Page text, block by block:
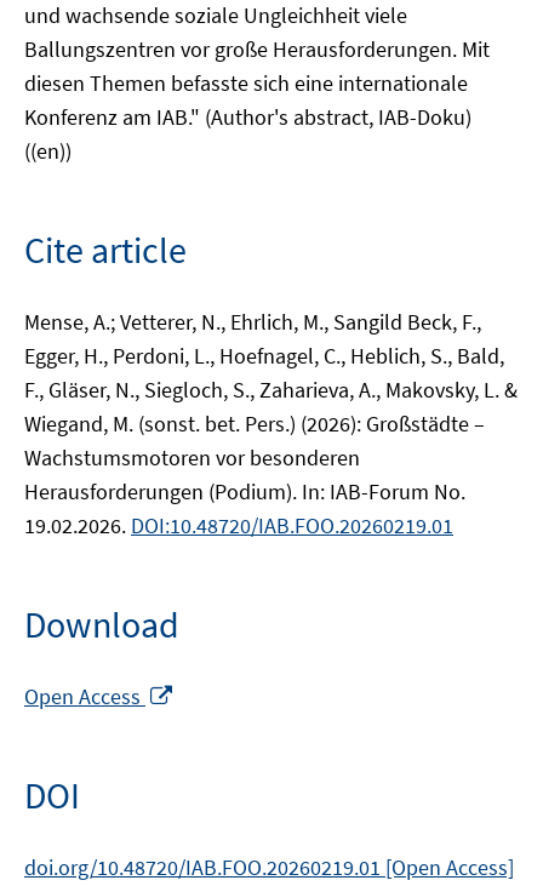
und wachsende soziale Ungleichheit viele
Ballungszentren vor große Herausforderungen. Mit
diesen Themen befasste sich eine internationale
Konferenz am IAB." (Author's abstract, IAB-Doku)
((en))
Cite article
Mense, A.; Vetterer, N., Ehrlich, M., Sangild Beck, F.,
Egger, H., Perdoni, L., Hoefnagel, C., Heblich, S., Bald,
F., Gläser, N., Siegloch, S., Zaharieva, A., Makovsky, L. &
Wiegand, M. (sonst. bet. Pers.) (2026): Großstädte –
Wachstumsmotoren vor besonderen
Herausforderungen (Podium). In: IAB-Forum No.
19.02.2026. DOI:10.48720/IAB.FOO.20260219.01
Download
Open Access
DOI
doi.org/10.48720/IAB.FOO.20260219.01 [Open Access]